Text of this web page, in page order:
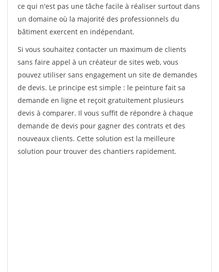
ce qui n'est pas une tâche facile à réaliser surtout dans
un domaine où la majorité des professionnels du
bâtiment exercent en indépendant.
Si vous souhaitez contacter un maximum de clients
sans faire appel à un créateur de sites web, vous
pouvez utiliser sans engagement un site de demandes
de devis. Le principe est simple : le peinture fait sa
demande en ligne et reçoit gratuitement plusieurs
devis à comparer. Il vous suffit de répondre à chaque
demande de devis pour gagner des contrats et des
nouveaux clients. Cette solution est la meilleure
solution pour trouver des chantiers rapidement.